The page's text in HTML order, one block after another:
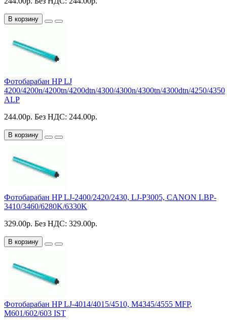
В корзину
Фотобарабан HP LJ
4200/4200n/4200tn/4200dtn/4300/4300n/4300tn/4300dtn/4250/4350
ALP
244.00р. Без НДС: 244.00р.
В корзину
Фотобарабан HP LJ-2400/2420/2430, LJ-P3005, CANON LBP-
3410/3460/6280K/6330K
329.00р. Без НДС: 329.00р.
В корзину
Фотобарабан HP LJ-4014/4015/4510, M4345/4555 MFP,
M601/602/603 IST